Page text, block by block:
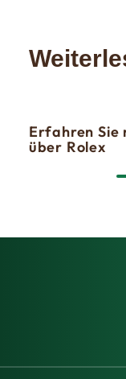
Erfahren Sie
über Rolex